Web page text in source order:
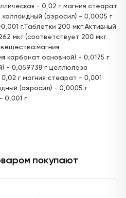
Доступен для получения:
с 06.08.2026
5 Под заказ: 154
Доступен для получения:
с 06.08.2026
Доступен для получения:
- 0,02 г магния стеарат
коллоидный (аэросил) - 0,0005 г
г.Таблетки 200 мкг:Активный
мкг (соответствует 200 мкг
карбонат основной) - 0,0175 г
- 0,059738 г целлюлоза
г магния стеарат - 0,001
(аэросил) - 0,0005 г
0,001 г
покупают